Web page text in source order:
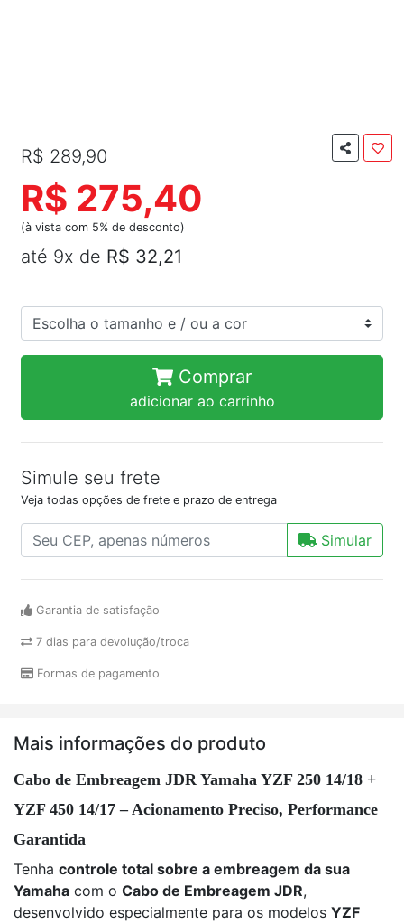
R$ 289,90
R$ 275,40
(à vista com 5% de desconto)
até 9x de R$ 32,21
Comprar
adicionar ao carrinho
Simule seu frete
Veja todas opções de frete e prazo de entrega
Simular
Garantia de satisfação
7 dias para devolução/troca
Formas de pagamento
Mais informações do produto
Cabo de Embreagem JDR Yamaha YZF 250 14/18 +
YZF 450 14/17 – Acionamento Preciso, Performance
Garantida
Tenha controle total sobre a embreagem da sua
Yamaha com o Cabo de Embreagem JDR,
desenvolvido especialmente para os modelos YZF